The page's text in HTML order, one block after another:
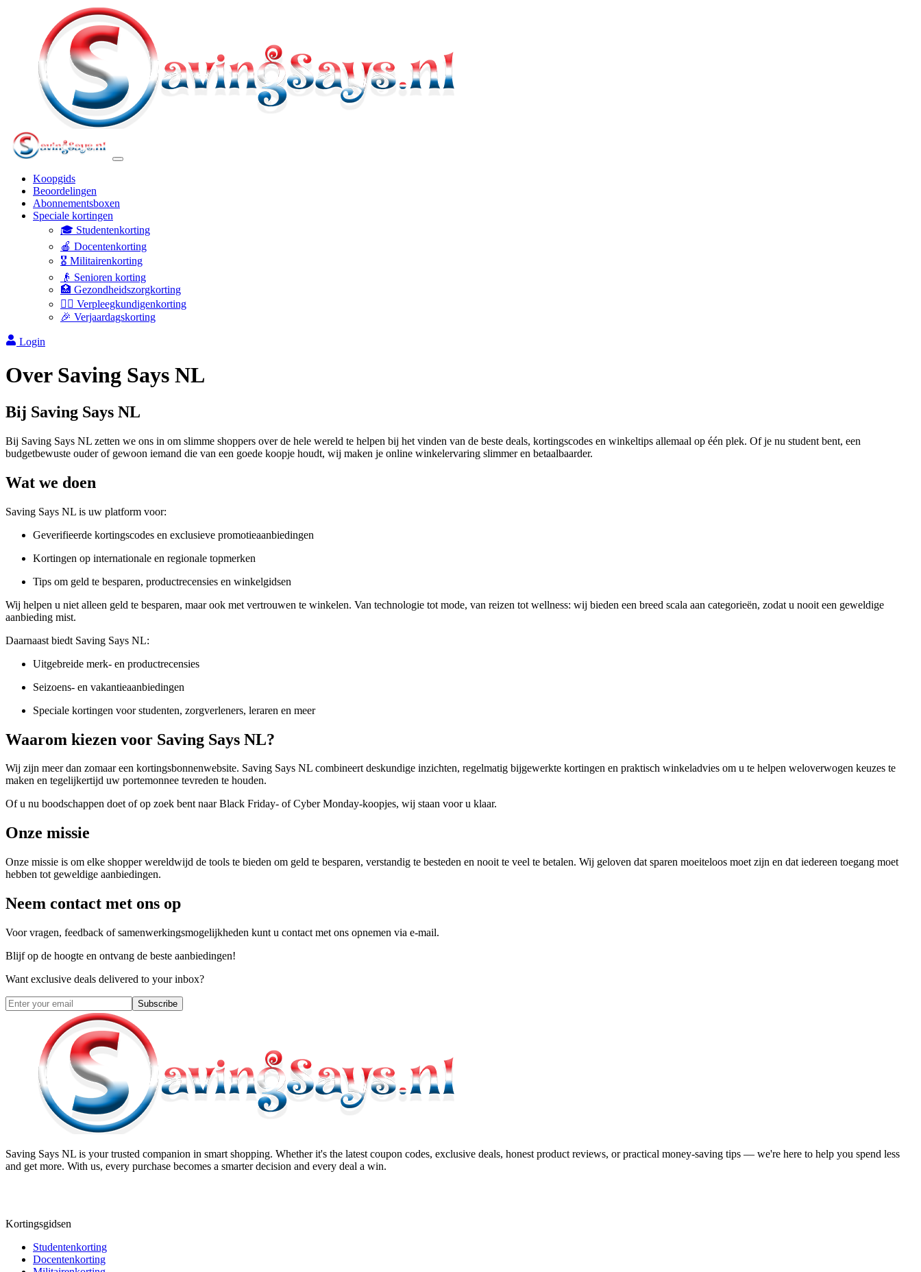
Koopgids
Beoordelingen
Abonnementsboxen
Speciale kortingen
🎓 Studentenkorting
🍎 Docentenkorting
🎖️ Militairenkorting
👴 Senioren korting
🏥 Gezondheidszorgkorting
👩‍⚕️ Verpleegkundigenkorting
🎉 Verjaardagskorting
Login
Over Saving Says NL
Bij Saving Says NL
Bij Saving Says NL zetten we ons in om slimme shoppers over de hele wereld te helpen bij het vinden van de beste deals, kortingscodes en winkeltips allemaal op één plek. Of je nu student bent, een
budgetbewuste ouder of gewoon iemand die van een goede koopje houdt, wij maken je online winkelervaring slimmer en betaalbaarder.
Wat we doen
Saving Says NL is uw platform voor:
Geverifieerde kortingscodes en exclusieve promotieaanbiedingen
Kortingen op internationale en regionale topmerken
Tips om geld te besparen, productrecensies en winkelgidsen
Wij helpen u niet alleen geld te besparen, maar ook met vertrouwen te winkelen. Van technologie tot mode, van reizen tot wellness: wij bieden een breed scala aan categorieën, zodat u nooit een geweldige
aanbieding mist.
Daarnaast biedt Saving Says NL:
Uitgebreide merk- en productrecensies
Seizoens- en vakantieaanbiedingen
Speciale kortingen voor studenten, zorgverleners, leraren en meer
Waarom kiezen voor Saving Says NL?
Wij zijn meer dan zomaar een kortingsbonnenwebsite. Saving Says NL combineert deskundige inzichten, regelmatig bijgewerkte kortingen en praktisch winkeladvies om u te helpen weloverwogen keuzes te
maken en tegelijkertijd uw portemonnee tevreden te houden.
Of u nu boodschappen doet of op zoek bent naar Black Friday- of Cyber Monday-koopjes, wij staan voor u klaar.
Onze missie
Onze missie is om elke shopper wereldwijd de tools te bieden om geld te besparen, verstandig te besteden en nooit te veel te betalen. Wij geloven dat sparen moeiteloos moet zijn en dat iedereen toegang moet
hebben tot geweldige aanbiedingen.
Neem contact met ons op
Voor vragen, feedback of samenwerkingsmogelijkheden kunt u contact met ons opnemen via e-mail.
Blijf op de hoogte en ontvang de beste aanbiedingen!
Want exclusive deals delivered to your inbox?
Subscribe
Saving Says NL is your trusted companion in smart shopping. Whether it's the latest coupon codes, exclusive deals, honest product reviews, or practical money-saving tips — we're here to help you spend less
and get more. With us, every purchase becomes a smarter decision and every deal a win.
Kortingsgidsen
Studentenkorting
Docentenkorting